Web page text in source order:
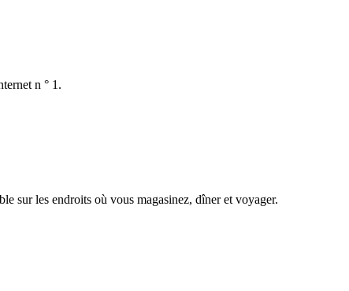
n ° 1.
sur les endroits où vous magasinez, dîner et voyager.